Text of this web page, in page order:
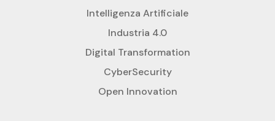
Intelligenza Artificiale
Industria 4.0
Digital Transformation
CyberSecurity
Open Innovation